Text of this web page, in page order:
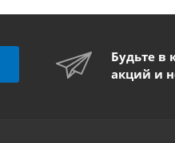
Будьте в
акций и